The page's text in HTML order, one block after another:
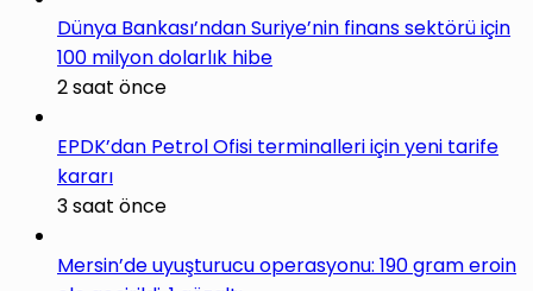
Dünya Bankası’ndan Suriye’nin finans sektörü için
100 milyon dolarlık hibe
2 saat önce
EPDK’dan Petrol Ofisi terminalleri için yeni tarife
kararı
3 saat önce
Mersin’de uyuşturucu operasyonu: 190 gram eroin